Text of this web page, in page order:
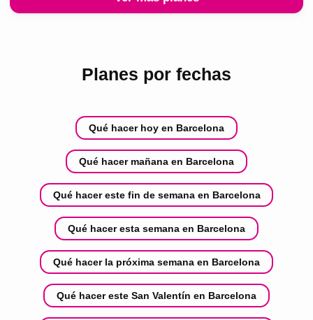
Planes por fechas
Qué hacer hoy en Barcelona
Qué hacer mañana en Barcelona
Qué hacer este fin de semana en Barcelona
Qué hacer esta semana en Barcelona
Qué hacer la próxima semana en Barcelona
Qué hacer este San Valentín en Barcelona